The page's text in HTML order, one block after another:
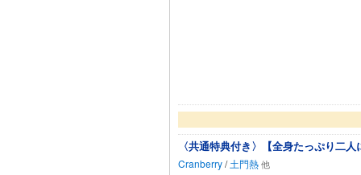
〈共通特典付き〉【全身たっぷり二
Cranberry/土門熱